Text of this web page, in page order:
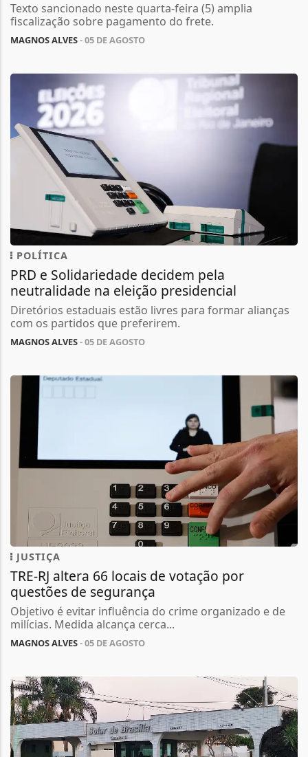
Texto sancionado neste quarta-feira (5) amplia
fiscalização sobre pagamento do frete.
MAGNOS ALVES- 05 DE AGOSTO
POLÍTICA
PRD e Solidariedade decidem pela
neutralidade na eleição presidencial
Diretórios estaduais estão livres para formar alianças
com os partidos que preferirem.
MAGNOS ALVES- 05 DE AGOSTO
JUSTIÇA
TRE-RJ altera 66 locais de votação por
questões de segurança
Objetivo é evitar influência do crime organizado e de
milícias. Medida alcança cerca...
MAGNOS ALVES- 05 DE AGOSTO